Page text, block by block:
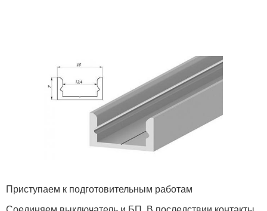
Приступаем к подготовительным работам